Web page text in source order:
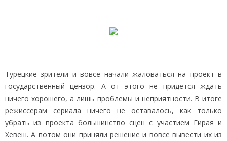
Турецкие зрители и вовсе начали жаловаться на проект в
государственный цензор. А от этого не придется ждать
ничего хорошего, а лишь проблемы и неприятности. В итоге
режиссерам сериала ничего не оставалось, как только
убрать из проекта большинство сцен с участием Гирая и
Хевеш. А потом они приняли решение и вовсе вывести их из